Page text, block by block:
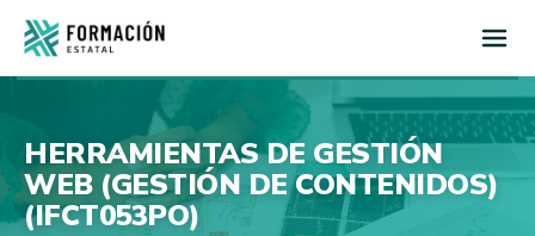
HERRAMIENTAS DE GESTIÓN
WEB (GESTIÓN DE CONTENIDOS)
(IFCT053PO)